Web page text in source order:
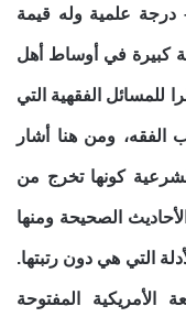
علمية وله قيمة
كبيرة في أوساط أهل
للمسائل الفقهية التي
الفقه، ومن هنا أشار
كونها تخرج من
الصحيحة ومنها
التي هي دون رتبتها.
المفتوحة